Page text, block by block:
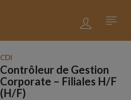
CDI
Contrôleur de Gestion
Corporate – Filiales H/F
(H/F)